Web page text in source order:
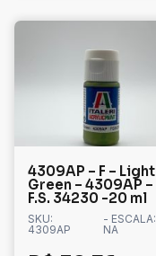
4309AP – F – Light
Green – 4309AP –
F.S. 34230 -20 ml
SKU:
4309AP
- ESCALA:
NA